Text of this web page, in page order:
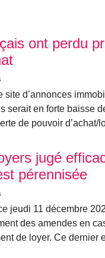
ont perdu
d’annonces
serait en forte baisse
de pouvoir d’achat/
jugé
pérennisée
jeudi 11 décembre
des amendes en
de loyer. Ce dernier